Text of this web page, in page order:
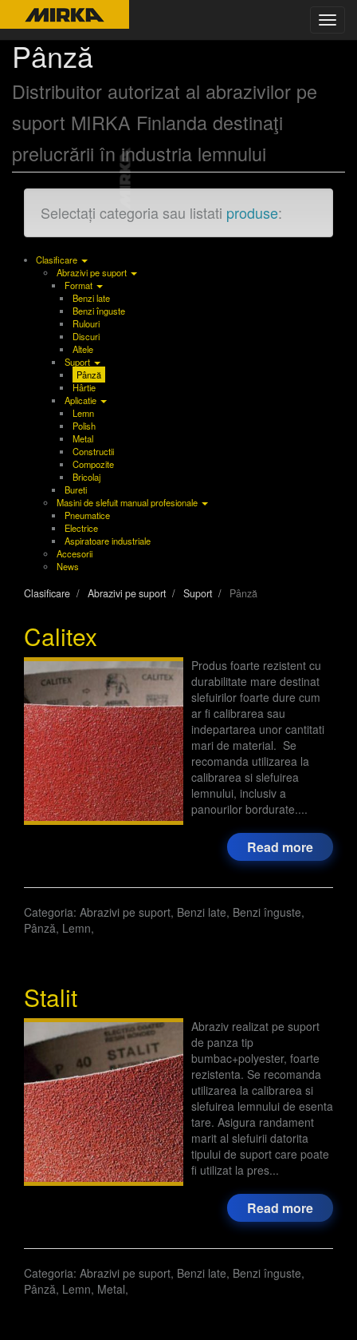
Pânză
Distribuitor autorizat al abrazivilor pe
suport MIRKA Finlanda destinaţi
prelucrării în industria lemnului
Selectați categoria sau listati produse:
Clasificare
Abrazivi pe suport
Format
Benzi late
Benzi înguste
Rulouri
Discuri
Altele
Suport
Pânză
Hârtie
Aplicatie
Lemn
Polish
Metal
Constructii
Compozite
Bricolaj
Bureti
Masini de slefuit manual profesionale
Pneumatice
Electrice
Aspiratoare industriale
Accesorii
News
Clasificare Abrazivi pe suport Suport Pânză
Calitex
Produs foarte rezistent cu
durabilitate mare destinat
slefuirilor foarte dure cum
ar fi calibrarea sau
indepartarea unor cantitati
mari de material. Se
recomanda utilizarea la
calibrarea si slefuirea
lemnului, inclusiv a
panourilor bordurate....
Read more
Categoria: Abrazivi pe suport, Benzi late, Benzi înguste,
Pânză, Lemn,
Stalit
Abraziv realizat pe suport
de panza tip
bumbac+polyester, foarte
rezistenta. Se recomanda
utilizarea la calibrarea si
slefuirea lemnului de esenta
tare. Asigura randament
marit al slefuirii datorita
tipului de suport care poate
fi utilizat la pres...
Read more
Categoria: Abrazivi pe suport, Benzi late, Benzi înguste,
Pânză, Lemn, Metal,